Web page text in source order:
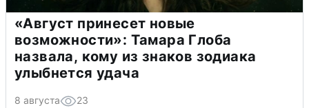
«Август принесет новые
возможности»: Тамара Глоба
назвала, кому из знаков зодиака
улыбнется удача
8 августа 23